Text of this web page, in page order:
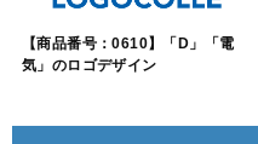
【商品番号：0610】「D」「電
気」のロゴデザイン